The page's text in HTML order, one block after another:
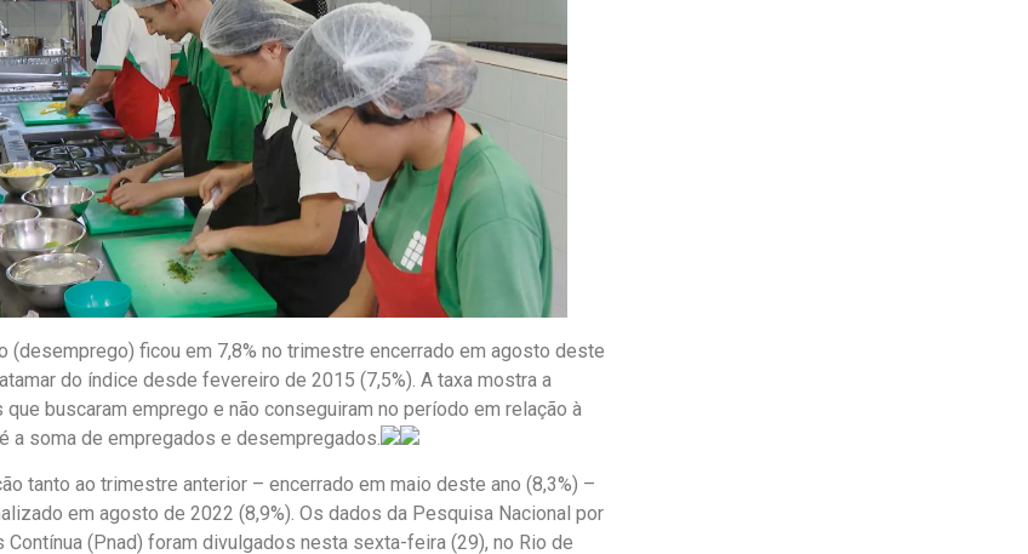
(desemprego) ficou em 7,8% no trimestre encerrado em agosto deste
do índice desde fevereiro de 2015 (7,5%). A taxa mostra a
buscaram emprego e não conseguiram no período em relação à
a soma de empregados e desempregados.
tanto ao trimestre anterior – encerrado em maio deste ano (8,3%) –
em agosto de 2022 (8,9%). Os dados da Pesquisa Nacional por
(Pnad) foram divulgados nesta sexta-feira (29), no Rio de